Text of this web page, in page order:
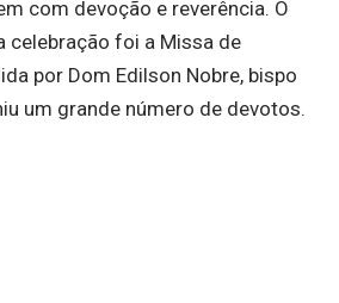
com devoção e reverência. O
celebração foi a Missa de
por Dom Edilson Nobre, bispo
um grande número de devotos.